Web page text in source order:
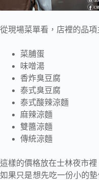
從現場菜單看，店裡的品項
菜脯蛋
味噌湯
香炸臭豆腐
泰式臭豆腐
泰式酸辣涼麵
麻辣涼麵
雙醬涼麵
傳統涼麵
這樣的價格放在士林夜市裡
如果只是想先吃一份小的